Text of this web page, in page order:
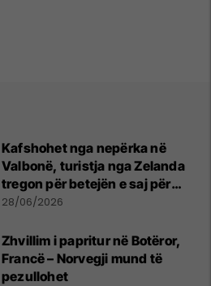
Kafshohet nga nepërka në
Valbonë, turistja nga Zelanda
tregon për betejën e saj për
mbijetesë
28/06/2026
Zhvillim i papritur në Botëror,
Francë – Norvegji mund të
pezullohet